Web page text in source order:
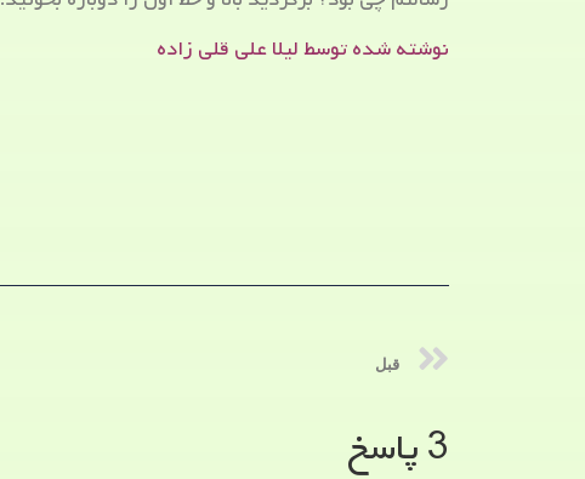
نوشته شده توسط لیلا علی قلی زاده
قبل
3 پاسخ